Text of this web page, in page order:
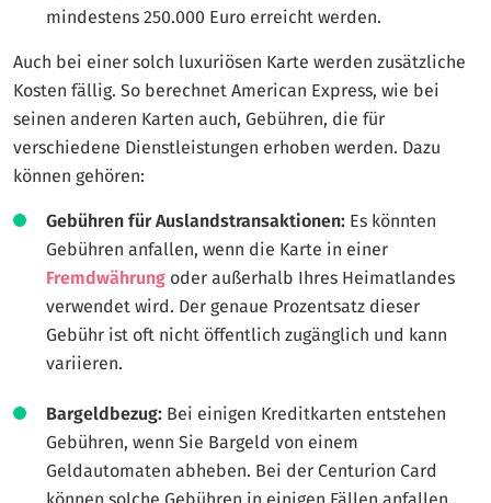
mindestens 250.000 Euro erreicht werden.
Auch bei einer solch luxuriösen Karte werden zusätzliche
Kosten fällig. So berechnet American Express, wie bei
seinen anderen Karten auch, Gebühren, die für
verschiedene Dienstleistungen erhoben werden. Dazu
können gehören:
Gebühren für Auslandstransaktionen: Es könnten
Gebühren anfallen, wenn die Karte in einer
Fremdwährung oder außerhalb Ihres Heimatlandes
verwendet wird. Der genaue Prozentsatz dieser
Gebühr ist oft nicht öffentlich zugänglich und kann
variieren.
Bargeldbezug: Bei einigen Kreditkarten entstehen
Gebühren, wenn Sie Bargeld von einem
Geldautomaten abheben. Bei der Centurion Card